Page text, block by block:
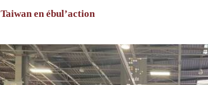
Taiwan en ébul’action